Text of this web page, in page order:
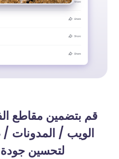
قم بتضمين مقاطع
الويب / المدونات
لتحسين